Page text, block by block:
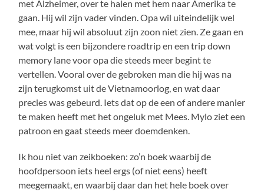
met Alzheimer, over te halen met hem naar Amerika te
gaan. Hij wil zijn vader vinden. Opa wil uiteindelijk wel
mee, maar hij wil absoluut zijn zoon niet zien. Ze gaan en
wat volgt is een bijzondere roadtrip en een trip down
memory lane voor opa die steeds meer begint te
vertellen. Vooral over de gebroken man die hij was na
zijn terugkomst uit de Vietnamoorlog, en wat daar
precies was gebeurd. Iets dat op de een of andere manier
te maken heeft met het ongeluk met Mees. Mylo ziet een
patroon en gaat steeds meer doemdenken.
Ik hou niet van zeikboeken: zo’n boek waarbij de
hoofdpersoon iets heel ergs (of niet eens) heeft
meegemaakt, en waarbij daar dan het hele boek over